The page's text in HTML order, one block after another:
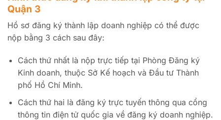
Quận 3
Hồ sơ đăng ký thành lập doanh nghiệp có thể được
nộp bằng 3 cách sau đây:
Cách thứ nhất là nộp trực tiếp tại Phòng Đăng ký
Kinh doanh, thuộc Sở Kế hoạch và Đầu tư Thành
phố Hồ Chí Minh.
Cách thứ hai là đăng ký trực tuyến thông qua cổng
thông tin điện tử quốc gia về đăng ký doanh nghiệp.